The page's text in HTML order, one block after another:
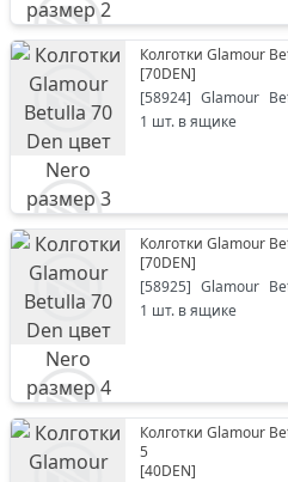
Колготки Glamour
[70DEN]
[58924] Glamour
1 шт. в ящике
Колготки Glamour
[70DEN]
[58925] Glamour
1 шт. в ящике
Колготки Glamour
5
[40DEN]